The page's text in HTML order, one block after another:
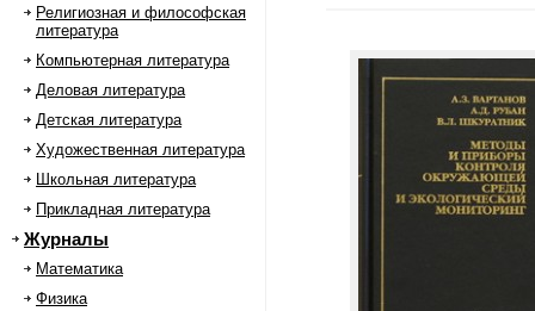
Религиозная и философская
литература
Компьютерная литература
Деловая литература
Детская литература
Художественная литература
Школьная литература
Прикладная литература
Журналы
Математика
Физика